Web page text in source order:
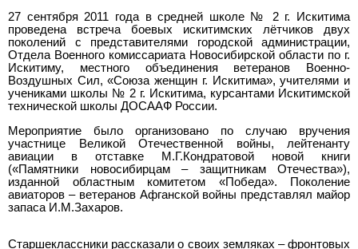
27 сентября 2011 года в средней школе № 2 г. Искитима
проведена встреча боевых искитимских лётчиков двух
поколений с представителями городской администрации,
Отдела Военного комиссариата Новосибирской области по г.
Искитиму, местного объединения ветеранов Военно-
Воздушных Сил, «Союза женщин г. Искитима», учителями и
учениками школы № 2 г. Искитима, курсантами Искитимской
технической школы ДОСААФ России.
Мероприятие было организовано по случаю вручения
участнице Великой Отечественной войны, лейтенанту
авиации в отставке М.Г.Кондратовой новой книги
(«Памятники новосибирцам – защитникам Отечества»),
изданной областным комитетом «Победа». Поколение
авиаторов – ветеранов Афганской войны представлял майор
запаса И.М.Захаров.
Старшеклассники рассказали о своих земляках – фронтовых